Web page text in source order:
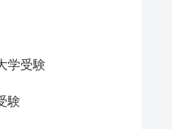
学受験
験